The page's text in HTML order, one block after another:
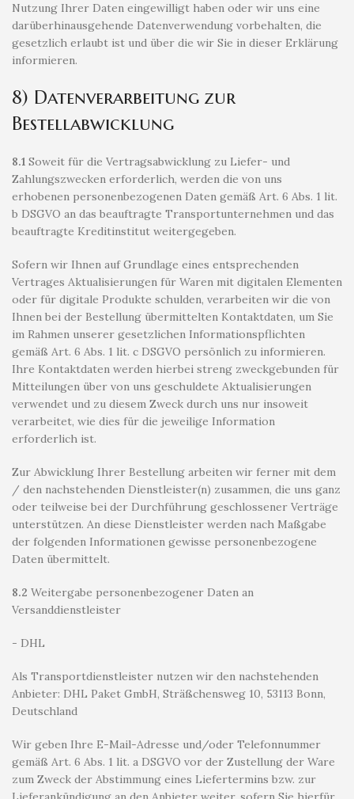
Nutzung Ihrer Daten eingewilligt haben oder wir uns eine
darüberhinausgehende Datenverwendung vorbehalten, die
gesetzlich erlaubt ist und über die wir Sie in dieser Erklärung
informieren.
8) Datenverarbeitung zur
Bestellabwicklung
8.1 Soweit für die Vertragsabwicklung zu Liefer- und
Zahlungszwecken erforderlich, werden die von uns
erhobenen personenbezogenen Daten gemäß Art. 6 Abs. 1 lit.
b DSGVO an das beauftragte Transportunternehmen und das
beauftragte Kreditinstitut weitergegeben.
Sofern wir Ihnen auf Grundlage eines entsprechenden
Vertrages Aktualisierungen für Waren mit digitalen Elementen
oder für digitale Produkte schulden, verarbeiten wir die von
Ihnen bei der Bestellung übermittelten Kontaktdaten, um Sie
im Rahmen unserer gesetzlichen Informationspflichten
gemäß Art. 6 Abs. 1 lit. c DSGVO persönlich zu informieren.
Ihre Kontaktdaten werden hierbei streng zweckgebunden für
Mitteilungen über von uns geschuldete Aktualisierungen
verwendet und zu diesem Zweck durch uns nur insoweit
verarbeitet, wie dies für die jeweilige Information
erforderlich ist.
Zur Abwicklung Ihrer Bestellung arbeiten wir ferner mit dem
/ den nachstehenden Dienstleister(n) zusammen, die uns ganz
oder teilweise bei der Durchführung geschlossener Verträge
unterstützen. An diese Dienstleister werden nach Maßgabe
der folgenden Informationen gewisse personenbezogene
Daten übermittelt.
8.2 Weitergabe personenbezogener Daten an
Versanddienstleister
- DHL
Als Transportdienstleister nutzen wir den nachstehenden
Anbieter: DHL Paket GmbH, Sträßchensweg 10, 53113 Bonn,
Deutschland
Wir geben Ihre E-Mail-Adresse und/oder Telefonnummer
gemäß Art. 6 Abs. 1 lit. a DSGVO vor der Zustellung der Ware
zum Zweck der Abstimmung eines Liefertermins bzw. zur